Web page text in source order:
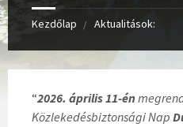
Kezdőlap Aktualitások:
“2026. április 11-én
Közlekedésbiztonsági Nap